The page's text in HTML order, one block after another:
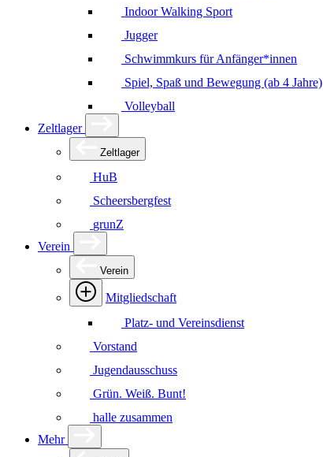
Indoor Walking Sport
Jugger
Schwimmkurs für Anfänger*innen
Spiel, Spaß und Bewegung (ab 4 Jahre)
Volleyball
Zeltlager
Zeltlager
HuB
Scheersbergfest
grunZ
Verein
Verein
Mitgliedschaft
Platz- und Vereinsdienst
Vorstand
Jugendausschuss
Grün. Weiß. Bunt!
halle zusammen
Mehr